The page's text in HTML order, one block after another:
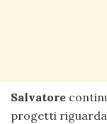
Salvatore
progetti